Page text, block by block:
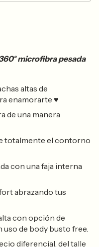
microfibra pesada
altas de
enamorarte ♥
de una manera
totalmente el contorno
con una faja interna
abrazando tus
con opción de
de body busto free.
diferencial, del talle